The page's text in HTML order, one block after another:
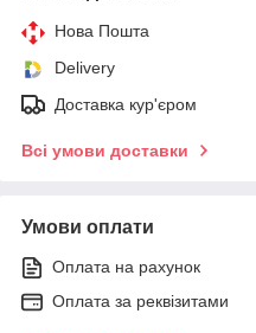
Нова Пошта
Delivery
Доставка кур'єром
Всі умови доставки
Умови оплати
Оплата на рахунок
Оплата за реквізитами